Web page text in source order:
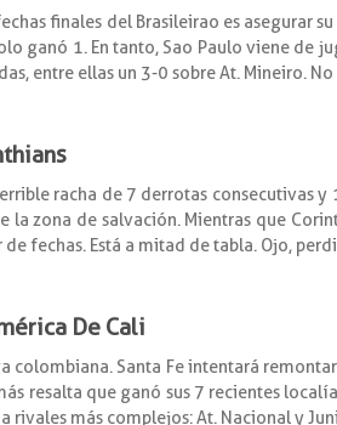
finales del Brasileirao es asegurar
ganó 1. En tanto, Sao Paulo viene de
entre ellas un 3-0 sobre At. Mineiro. No
racha de 7 derrotas consecutivas
la zona de salvación. Mientras que
fechas. Está a mitad de tabla. Ojo,
De Cali
colombiana. Santa Fe intentará
resalta que ganó sus 7 recientes
rivales más complejos: At. Nacional y